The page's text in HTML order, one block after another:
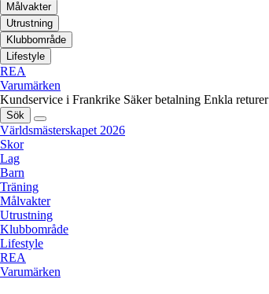
Målvakter
Utrustning
Klubbområde
Lifestyle
REA
Varumärken
Kundservice i Frankrike Säker betalning Enkla returer
Sök
Världsmästerskapet 2026
Skor
Lag
Barn
Träning
Målvakter
Utrustning
Klubbområde
Lifestyle
REA
Varumärken